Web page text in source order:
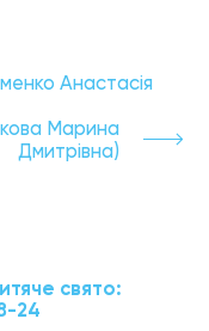
Анастасія
Марина
Дмитрівна)
свято:
24